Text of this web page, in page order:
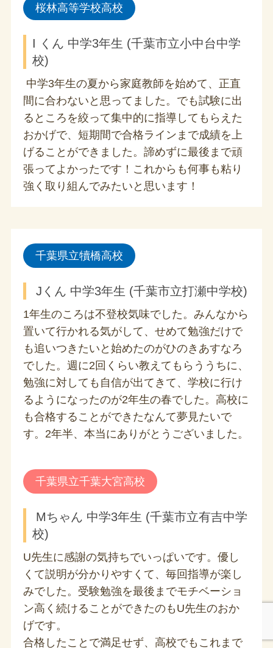
桜林高等学校高校
I くん 中学3年生 (千葉市立小中台中学
校)
中学3年生の夏から家庭教師を始めて、正直
間に合わないと思ってました。でも試験に出
るところを絞って集中的に指導してもらえた
おかげで、短期間で合格ラインまで成績を上
げることができました。諦めずに最後まで頑
張ってよかったです！これからも何事も粘り
強く取り組んでみたいと思います！
千葉県立犢橋高校
Jくん 中学3年生 (千葉市立打瀬中学校)
1年生のころは不登校気味でした。みんなから
置いて行かれる気がして、せめて勉強だけで
も追いつきたいと始めたのがひのきあすなろ
でした。週に2回くらい教えてもらううちに、
勉強に対しても自信が出てきて、学校に行け
るようになったのが2年生の春でした。高校に
も合格することができたなんて夢見たいで
す。2年半、本当にありがとうございました。
千葉県立千葉大宮高校
Mちゃん 中学3年生 (千葉市立有吉中学
校)
U先生に感謝の気持ちでいっぱいです。優し
くて説明が分かりやすくて、毎回指導が楽し
みでした。受験勉強を最後までモチベーショ
ン高く続けることができたのもU先生のおか
げです。
合格したことで満足せず、高校でもこれまで